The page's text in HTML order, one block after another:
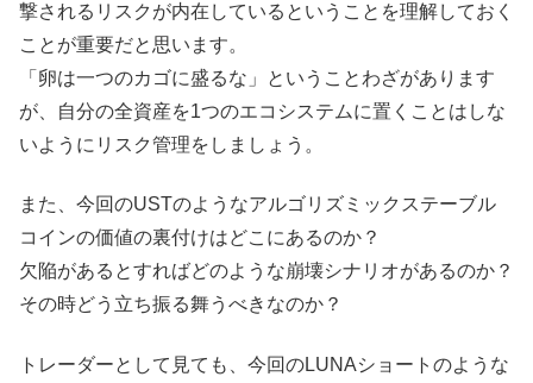
撃されるリスクが内在しているということを理解しておく
ことが重要だと思います。
「卵は一つのカゴに盛るな」ということわざがあります
が、自分の全資産を1つのエコシステムに置くことはしな
いようにリスク管理をしましょう。
また、今回のUSTのようなアルゴリズミックステーブル
コインの価値の裏付けはどこにあるのか？
欠陥があるとすればどのような崩壊シナリオがあるのか？
その時どう立ち振る舞うべきなのか？
トレーダーとして見ても、今回のLUNAショートのような